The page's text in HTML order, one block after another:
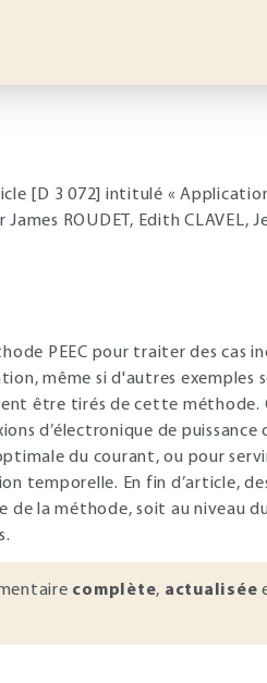
[D 3 072] intitulé «
ROUDET, Edith CLAVEL,
PEEC pour traiter des cas
même si d'autres exemples
être tirés de cette méthode.
d’électronique de puissance
du courant, ou pour
temporelle. En fin d’article,
de la méthode, soit au niveau
complète, actualisée